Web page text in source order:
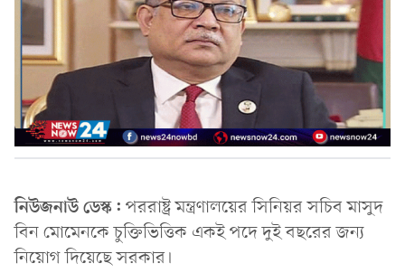
নিউজনাউ ডেস্ক: পররাষ্ট্র মন্ত্রণালয়ের সিনিয়র সচিব মাসুদ
বিন মোমেনকে চুক্তিভিত্তিক একই পদে দুই বছরের জন্য
নিয়োগ দিয়েছে সরকার।